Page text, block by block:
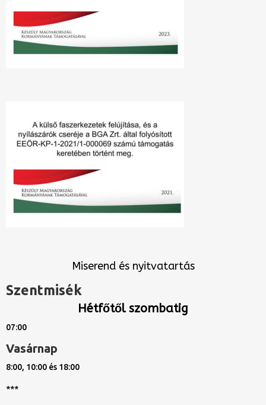
Miserend és nyitvatartás
Szentmisék
Hétfőtől szombatig
07:00
Vasárnap
8:00, 10:00 és 18:00
***